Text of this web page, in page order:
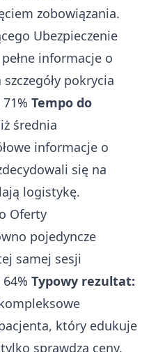
zobowiązania.
Ubezpieczenie
informacje o
pokrycia
71% Tempo do
średnia
informacje o
się na
logistykę.
Oferty
pojedyncze
samej sesji
64% Typowy rezultat:
który edukuje
sprawdza ceny.